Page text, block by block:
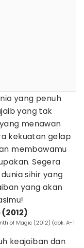
yang penuh
yang tak
menawan
kekuatan gelap
membawamu
Segera
sihir yang
yang akan
of Magic (2012) (dok. A-1
keajaiban dan